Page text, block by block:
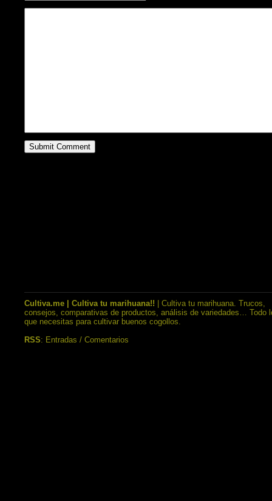
Cultiva.me | Cultiva tu marihuana!! | Cultiva tu marihuana. Trucos,
consejos, comparativas de productos, análisis de variedades… Todo
que necesitas para cultivar buenos cogollos.
RSS: Entradas / Comentarios